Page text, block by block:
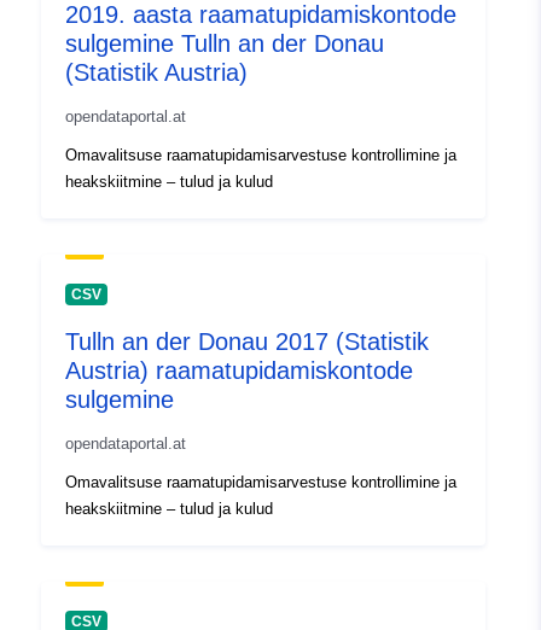
2019. aasta raamatupidamiskontode
sulgemine Tulln an der Donau
(Statistik Austria)
opendataportal.at
Omavalitsuse raamatupidamisarvestuse kontrollimine ja
heakskiitmine – tulud ja kulud
CSV
Tulln an der Donau 2017 (Statistik
Austria) raamatupidamiskontode
sulgemine
opendataportal.at
Omavalitsuse raamatupidamisarvestuse kontrollimine ja
heakskiitmine – tulud ja kulud
CSV